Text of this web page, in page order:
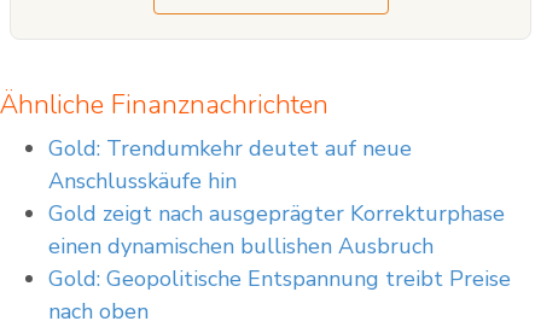
Ähnliche Finanznachrichten
Gold: Trendumkehr deutet auf neue
Anschlusskäufe hin
Gold zeigt nach ausgeprägter Korrekturphase
einen dynamischen bullishen Ausbruch
Gold: Geopolitische Entspannung treibt Preise
nach oben